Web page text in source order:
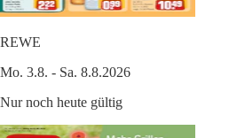
REWE
Mo. 3.8. - Sa. 8.8.2026
Nur noch heute gültig